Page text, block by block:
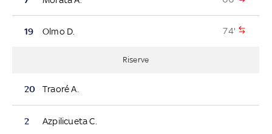
19 Olmo D. 74'
Riserve
20 Traoré A.
2 Azpilicueta C.